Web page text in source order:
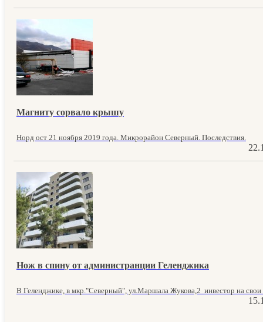
Магниту сорвало крышу
Норд ост 21 ноября 2019 года. Микрорайон Северный. Последствия.
Нож в спину от администранции Геленджика
В Геленджике, в мкр."Северный", ул.Маршала Жукова,2 инвестор на свои